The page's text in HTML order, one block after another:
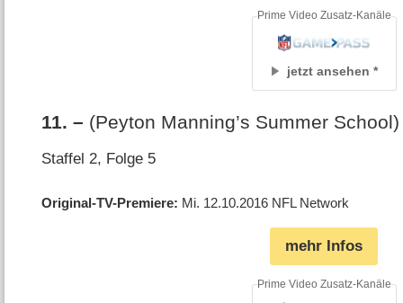
jetzt ansehen
Prime Video Zusatz-Kanäle
11.– (Peyton Manning’s Summer School)
Staffel 2, Folge 5
Original-TV-Premiere Mi. 12.10.2016 NFL Network
mehr Infos
Prime Video Zusatz-Kanäle